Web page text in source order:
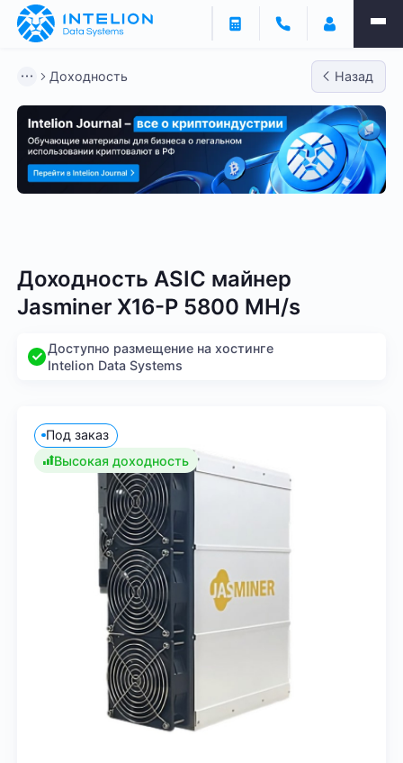
Доходность Назад
Доходность ASIC майнер
Jasminer X16-P 5800 MH/s
Доступно размещение на хостинге
Intelion Data Systems
Под заказ
Высокая доходность